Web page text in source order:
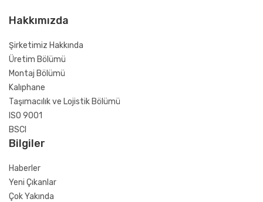
Hakkımızda
Şirketimiz Hakkında
Üretim Bölümü
Montaj Bölümü
Kalıphane
Taşımacılık ve Lojistik Bölümü
ISO 9001
BSCI
Bilgiler
Haberler
Yeni Çıkanlar
Çok Yakında